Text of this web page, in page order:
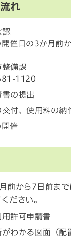
れ
認
開催日の3か月前
整備課
1120
書の提出
交付、使用料の納
開催
前から7日前ま
ださい。
用許可申請書
わかる図面（配